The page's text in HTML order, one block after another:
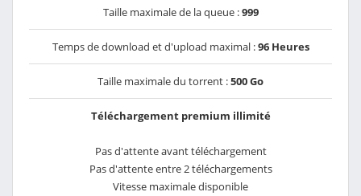
Taille maximale de la queue :999
Temps de download et d'upload maximal :96 Heures
Taille maximale du torrent :500 Go
Téléchargement premium illimité
Pas d'attente avant téléchargement
Pas d'attente entre 2 téléchargements
Vitesse maximale disponible